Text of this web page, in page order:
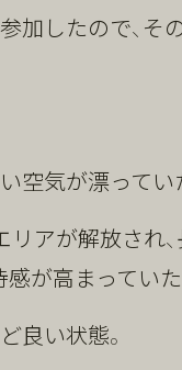
加したので、そ
空気が漂ってい
アが解放され
が高まっていた
良い状態。